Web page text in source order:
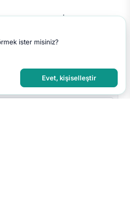
sen yap!
ister misiniz?
Evet, kişiselleştir